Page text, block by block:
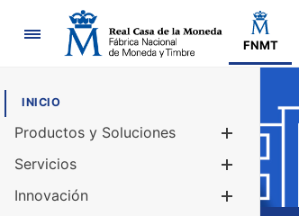
Navegación
FNMT
INICIO
Productos y Soluciones
Servicios
Innovación